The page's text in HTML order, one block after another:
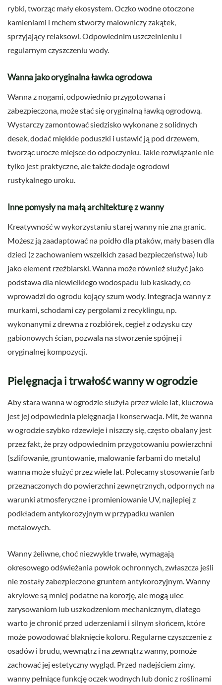
rybki, tworząc mały ekosystem. Oczko wodne otoczone
kamieniami i mchem stworzy malowniczy zakątek,
sprzyjający relaksowi. Odpowiednim uszczelnieniu i
regularnym czyszczeniu wody.
Wanna jako oryginalna ławka ogrodowa
Wanna z nogami, odpowiednio przygotowana i
zabezpieczona, może stać się oryginalną ławką ogrodową.
Wystarczy zamontować siedzisko wykonane z solidnych
desek, dodać miękkie poduszki i ustawić ją pod drzewem,
tworząc urocze miejsce do odpoczynku. Takie rozwiązanie nie
tylko jest praktyczne, ale także dodaje ogrodowi
rustykalnego uroku.
Inne pomysły na małą architekturę z wanny
Kreatywność w wykorzystaniu starej wanny nie zna granic.
Możesz ją zaadaptować na poidło dla ptaków, mały basen dla
dzieci (z zachowaniem wszelkich zasad bezpieczeństwa) lub
jako element rzeźbiarski. Wanna może również służyć jako
podstawa dla niewielkiego wodospadu lub kaskady, co
wprowadzi do ogrodu kojący szum wody. Integracja wanny z
murkami, schodami czy pergolami z recyklingu, np.
wykonanymi z drewna z rozbiórek, cegieł z odzysku czy
gabionowych ścian, pozwala na stworzenie spójnej i
oryginalnej kompozycji.
Pielęgnacja i trwałość wanny w ogrodzie
Aby stara wanna w ogrodzie służyła przez wiele lat, kluczowa
jest jej odpowiednia pielęgnacja i konserwacja. Mit, że wanna
w ogrodzie szybko rdzewieje i niszczy się, często obalany jest
przez fakt, że przy odpowiednim przygotowaniu powierzchni
(szlifowanie, gruntowanie, malowanie farbami do metalu)
wanna może służyć przez wiele lat. Polecamy stosowanie farb
przeznaczonych do powierzchni zewnętrznych, odpornych na
warunki atmosferyczne i promieniowanie UV, najlepiej z
podkładem antykorozyjnym w przypadku wanien
metalowych.
Wanny żeliwne, choć niezwykle trwałe, wymagają
okresowego odświeżania powłok ochronnych, zwłaszcza jeśli
nie zostały zabezpieczone gruntem antykorozyjnym. Wanny
akrylowe są mniej podatne na korozję, ale mogą ulec
zarysowaniom lub uszkodzeniom mechanicznym, dlatego
warto je chronić przed uderzeniami i silnym słońcem, które
może powodować blaknięcie koloru. Regularne czyszczenie z
osadów i brudu, wewnątrz i na zewnątrz wanny, pomoże
zachować jej estetyczny wygląd. Przed nadejściem zimy,
wanny pełniące funkcję oczek wodnych lub donic z roślinami